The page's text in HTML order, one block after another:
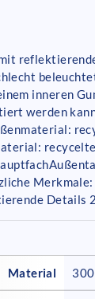
inneren
werden
Details
Material